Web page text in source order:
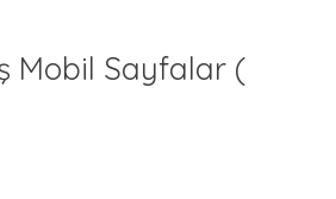
Mobil Sayfalar (